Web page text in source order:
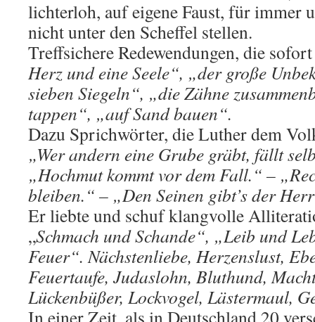
lichterloh, auf eigene Faust, für immer
nicht unter den Scheffel stellen.
Treffsichere Redewendungen, die
Herz und eine Seele“, „der große
sieben Siegeln“, „die Zähne
tappen“, „auf Sand bauen“.
Dazu Sprichwörter, die Luther dem
„Wer andern eine Grube gräbt, fällt
„Hochmut kommt vor dem Fall.“ –
bleiben.“ – „Den Seinen gibt’s der
Er liebte und schuf klangvolle
„Schmach und Schande“, „Leib und
Feuer“. Nächstenliebe, Herzenslust,
Feuertaufe, Judaslohn, Bluthund,
Lückenbüßer, Lockvogel, Lästermaul,
In einer Zeit, als in Deutschland 20